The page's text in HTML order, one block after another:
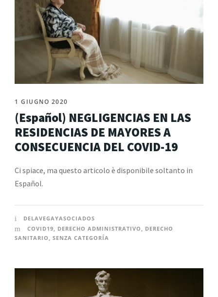
1 GIUGNO 2020
(Español) NEGLIGENCIAS EN LAS
RESIDENCIAS DE MAYORES A
CONSECUENCIA DEL COVID-19
Ci spiace, ma questo articolo è disponibile soltanto in
Español.
DELAVEGAYASOCIADOS
COVID19
DERECHO ADMINISTRATIVO
DERECHO
SANITARIO
SENZA CATEGORÍA